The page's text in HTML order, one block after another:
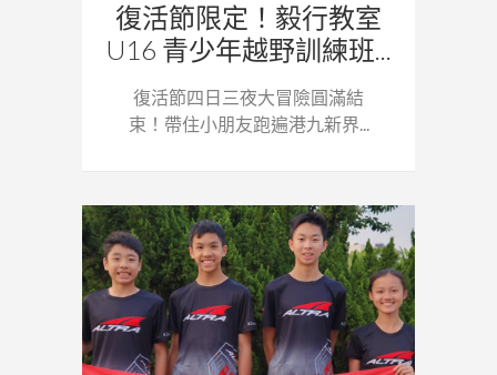
復活節限定！毅行教室
U16 青少年越野訓練班...
復活節四日三夜大冒險圓滿結
束！帶住小朋友跑遍港九新界...